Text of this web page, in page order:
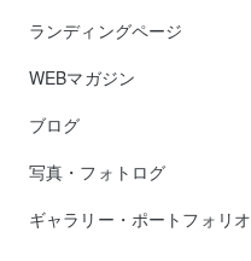
ランディングページ
WEBマガジン
ブログ
写真・フォトログ
ギャラリー・ポートフォリオ